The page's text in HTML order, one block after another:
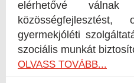
elérhetővé válnak
gyermekjóléti
szociális munkát
OLVASS TOVÁBB...